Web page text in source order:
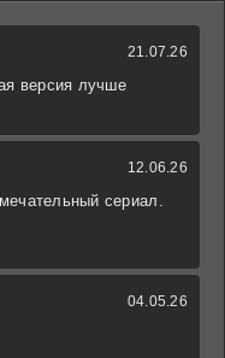
21.07.26
версия лучше
12.06.26
сериал.
04.05.26